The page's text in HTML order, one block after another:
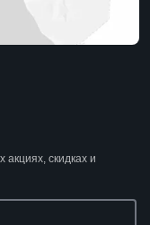
скидках и